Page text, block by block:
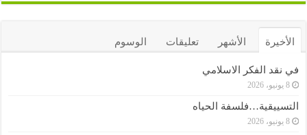
الأخيرة الأشهر تعليقات الوسوم
في نقد الفكر الاسلامي
8 يونيو، 2026
التسييقية…فلسفة الحياه
8 يونيو، 2026